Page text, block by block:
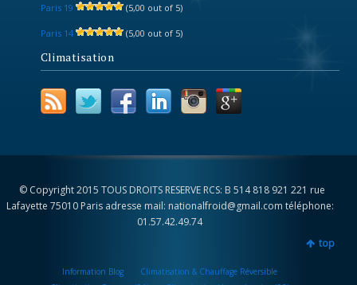
Paris 19 (5,00 out of 5)
Paris 14 (5,00 out of 5)
Climatisation
© Copyright 2015 TOUS DROITS RESERVE RCS: B 514 818 921 221 rue
Lafayette 75010 Paris adresse mail: nationalfroid@gmail.com téléphone:
01.57.42.49.74
top
Information Blog
Climatisation & Chauffage Réversible